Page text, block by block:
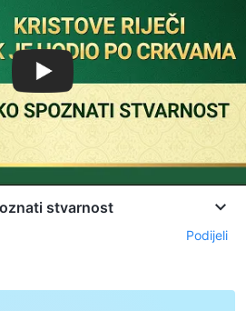
stvarnost
Podijeli